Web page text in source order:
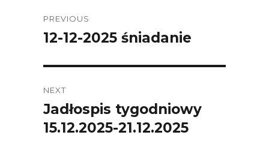
navigation
PREVIOUS
Previous
12-12-2025 śniadanie
NEXT
Next
post:
Jadłospis tygodniowy
15.12.2025-21.12.2025